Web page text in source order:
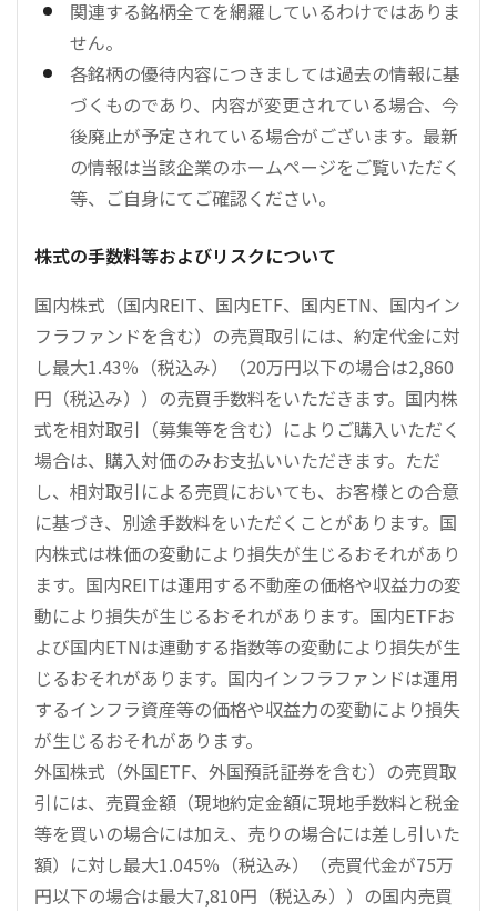
関連する銘柄全てを網羅しているわけではありま
せん。
各銘柄の優待内容につきましては過去の情報に基
づくものであり、内容が変更されている場合、今
後廃止が予定されている場合がございます。最新
の情報は当該企業のホームページをご覧いただく
等、ご自身にてご確認ください。
株式の手数料等およびリスクについて
国内株式（国内REIT、国内ETF、国内ETN、国内イン
フラファンドを含む）の売買取引には、約定代金に対
し最大1.43％（税込み）（20万円以下の場合は2,860
円（税込み））の売買手数料をいただきます。国内株
式を相対取引（募集等を含む）によりご購入いただく
場合は、購入対価のみお支払いいただきます。ただ
し、相対取引による売買においても、お客様との合意
に基づき、別途手数料をいただくことがあります。国
内株式は株価の変動により損失が生じるおそれがあり
ます。国内REITは運用する不動産の価格や収益力の変
動により損失が生じるおそれがあります。国内ETFお
よび国内ETNは連動する指数等の変動により損失が生
じるおそれがあります。国内インフラファンドは運用
するインフラ資産等の価格や収益力の変動により損失
が生じるおそれがあります。
外国株式（外国ETF、外国預託証券を含む）の売買取
引には、売買金額（現地約定金額に現地手数料と税金
等を買いの場合には加え、売りの場合には差し引いた
額）に対し最大1.045％（税込み）（売買代金が75万
円以下の場合は最大7,810円（税込み））の国内売買